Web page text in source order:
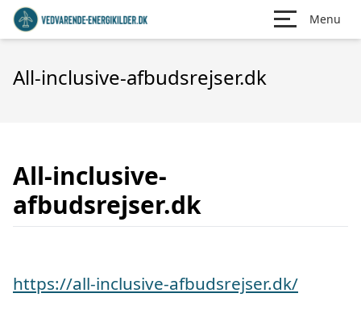
Menu
All-inclusive-afbudsrejser.dk
All-inclusive-
afbudsrejser.dk
https://all-inclusive-afbudsrejser.dk/